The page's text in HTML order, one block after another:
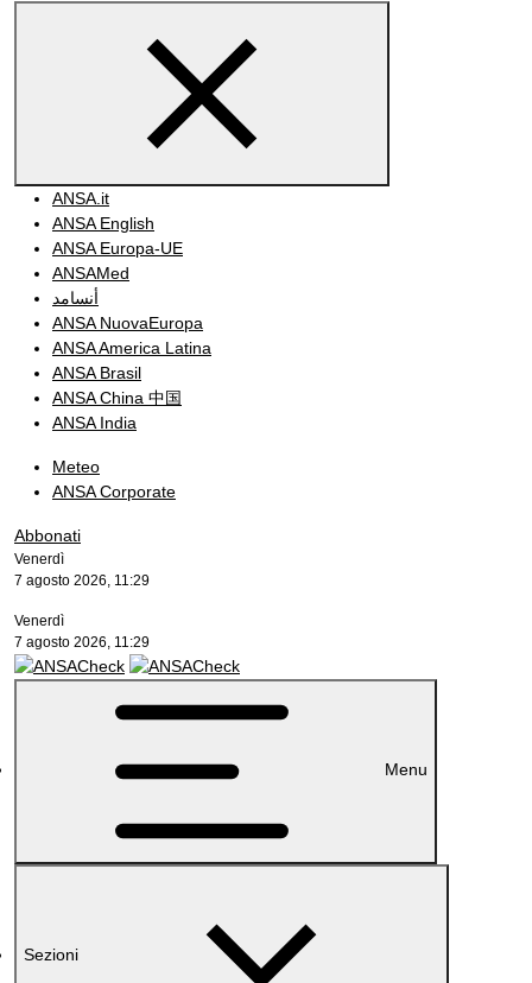
ANSA.it
ANSA English
ANSA Europa-UE
ANSAMed
أنسامد
ANSA NuovaEuropa
ANSA America Latina
ANSA Brasil
ANSA China 中国
ANSA India
Meteo
ANSA Corporate
Abbonati
Venerdì
7 agosto 2026, 11:29
Venerdì
7 agosto 2026, 11:29
Menu
Sezioni